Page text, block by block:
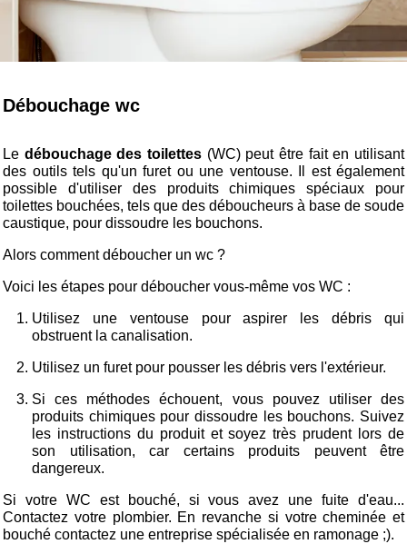
Débouchage wc
Le débouchage des toilettes (WC) peut être fait en utilisant
des outils tels qu'un furet ou une ventouse. Il est également
possible d'utiliser des produits chimiques spéciaux pour
toilettes bouchées, tels que des déboucheurs à base de soude
caustique, pour dissoudre les bouchons.
Alors comment déboucher un wc ?
Voici les étapes pour déboucher vous-même vos WC :
Utilisez une ventouse pour aspirer les débris qui
obstruent la canalisation.
Utilisez un furet pour pousser les débris vers l'extérieur.
Si ces méthodes échouent, vous pouvez utiliser des
produits chimiques pour dissoudre les bouchons. Suivez
les instructions du produit et soyez très prudent lors de
son utilisation, car certains produits peuvent être
dangereux.
Si votre WC est bouché, si vous avez une fuite d'eau...
Contactez votre plombier. En revanche si votre cheminée et
bouché contactez une entreprise spécialisée en ramonage ;).